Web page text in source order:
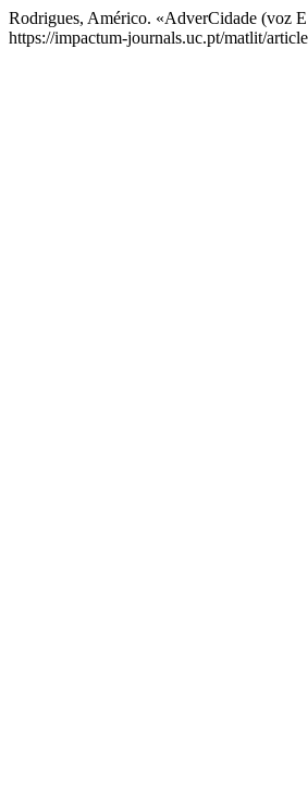
Rodrigues, Américo. «AdverCidade (voz
https://impactum-journals.uc.pt/matlit/